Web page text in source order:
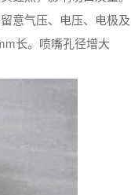
意气压、电压、电极及
长。喷嘴孔径增大